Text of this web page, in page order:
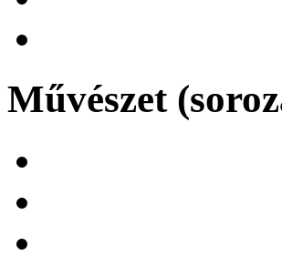
Művészet